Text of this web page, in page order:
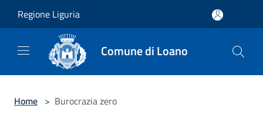
Regione Liguria
Comune di Loano
Home > Burocrazia zero